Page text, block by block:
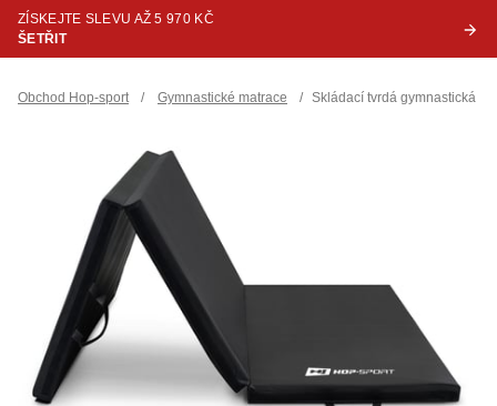
ZÍSKEJTE SLEVU AŽ 5 970 KČ
ŠETŘIT
Obchod Hop-sport / Gymnastické matrace / Skládací tvrdá gymnastická